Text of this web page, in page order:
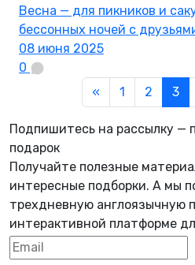
Весна — для пикников и
бессонных ночей с
08 июня 2025
0
«
1 2 3
Подпишитесь на рассылку —
подарок
Получайте полезные
интересные подборки. А мы
трехдневную англоязычную
интерактивной платформе